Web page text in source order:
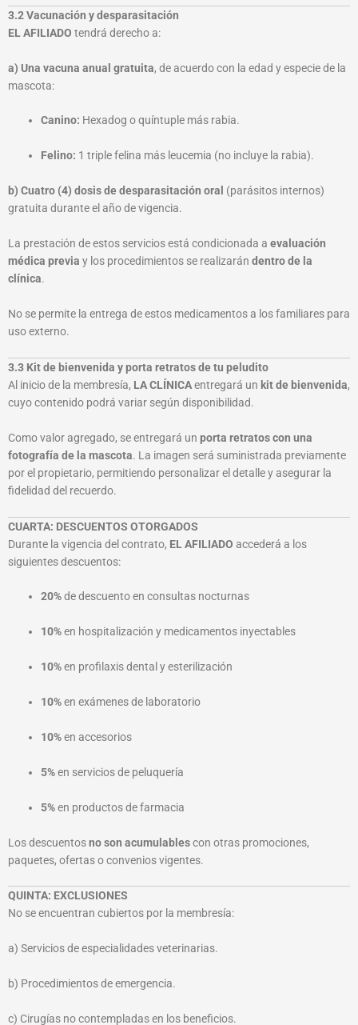
3.2 Vacunación y desparasitación
EL AFILIADO tendrá derecho a:
a) Una vacuna anual gratuita, de acuerdo con la edad y especie de la
mascota:
Canino: Hexadog o quíntuple más rabia.
Felino: 1 triple felina más leucemia (no incluye la rabia).
b) Cuatro (4) dosis de desparasitación oral (parásitos internos)
gratuita durante el año de vigencia.
La prestación de estos servicios está condicionada a evaluación
médica previa y los procedimientos se realizarán dentro de la
clínica.
No se permite la entrega de estos medicamentos a los familiares para
uso externo.
3.3 Kit de bienvenida y porta retratos de tu peludito
Al inicio de la membresía, LA CLÍNICAentregará un kit de bienvenida,
cuyo contenido podrá variar según disponibilidad.
Como valor agregado, se entregará un porta retratos con una
fotografía de la mascota. La imagen será suministrada previamente
por el propietario, permitiendo personalizar el detalle y asegurar la
fidelidad del recuerdo.
CUARTA: DESCUENTOS OTORGADOS
Durante la vigencia del contrato, EL AFILIADO accederá a los
siguientes descuentos:
20%de descuento en consultas nocturnas
10%en hospitalización y medicamentos inyectables
10%en profilaxis dental y esterilización
10%en exámenes de laboratorio
10%en accesorios
5%en servicios de peluquería
5%en productos de farmacia
Los descuentosno son acumulablescon otras promociones,
paquetes, ofertas o convenios vigentes.
QUINTA: EXCLUSIONES
No se encuentran cubiertos por la membresía:
a) Servicios de especialidades veterinarias.
b) Procedimientos de emergencia.
c) Cirugías no contempladas en los beneficios.